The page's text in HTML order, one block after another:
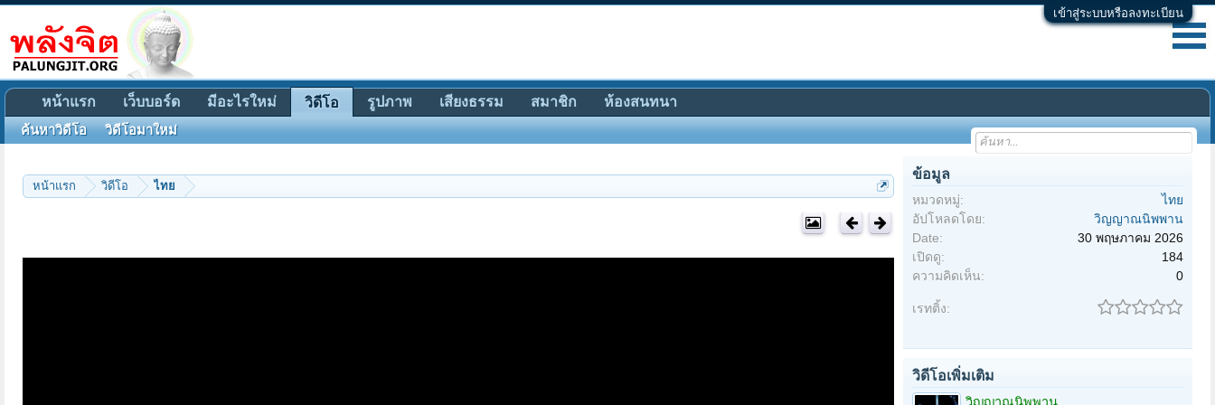
เข้าสู่ระบบหรือลงทะเบียน
หน้าแรก วิดีโอ ไทย
ข้อมูล
หมวดหมู่:
ไทย
อัปโหลดโดย:
วิญญาณนิพพาน
Date:
30 พฤษภาคม 2026
เปิดดู:
184
ความคิดเห็น:
0
เรทติ้ง:
วิดีโอเพิ่มเติม
หน้าแรก เว็บบอร์ด มีอะไรใหม่ วิดีโอ
ค้นหาวิดีโอ วิดีโอมาใหม่
รูปภาพ เสียงธรรม สมาชิก ห้องสนทนา